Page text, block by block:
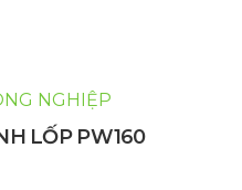
NGHIỆP
LỐP PW160